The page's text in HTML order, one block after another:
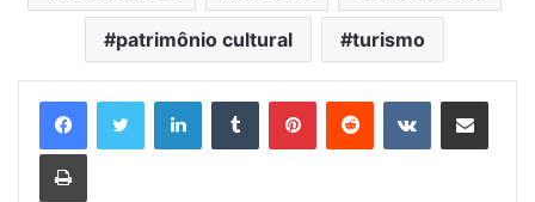
patrimônio cultural turismo